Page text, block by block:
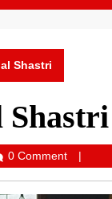
Shastri
Shastri
0 Comment